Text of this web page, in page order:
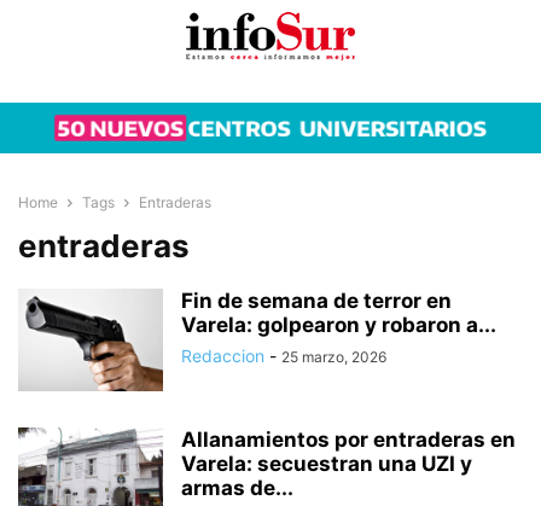
Home Tags Entraderas
entraderas
Fin de semana de terror en
Varela: golpearon y robaron a...
Redaccion - 25 marzo, 2026
Allanamientos por entraderas en
Varela: secuestran una UZI y
armas de...